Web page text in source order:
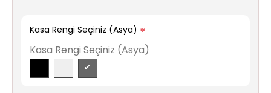
Kasa Rengi Seçiniz (Asya) *
Kasa Rengi Seçiniz (Asya)